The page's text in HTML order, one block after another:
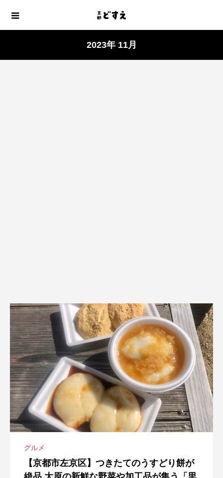
2023年 11月
グルメ
【京都市左京区】つきたてのうすどり餅が